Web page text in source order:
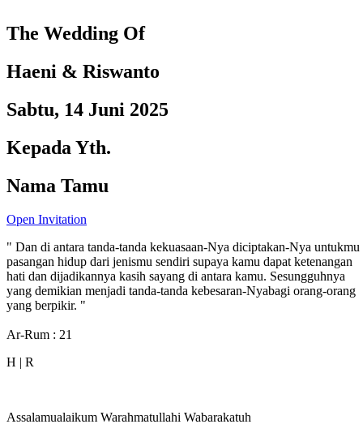
The Wedding Of
Haeni & Riswanto
Sabtu, 14 Juni 2025
Kepada Yth.
Nama Tamu
Open Invitation
" Dan di antara tanda-tanda kekuasaan-Nya diciptakan-Nya untukmu
pasangan hidup dari jenismu sendiri supaya kamu dapat ketenangan
hati dan dijadikannya kasih sayang di antara kamu. Sesungguhnya
yang demikian menjadi tanda-tanda kebesaran-Nyabagi orang-orang
yang berpikir. "
Ar-Rum : 21
H | R
Assalamualaikum Warahmatullahi Wabarakatuh